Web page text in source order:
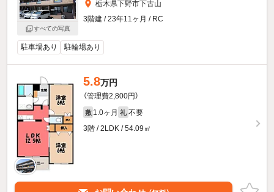
すべての写真
栃木県下野市下古山
3階建 / 23年11ヶ月 / RC
駐車場あり 駐輪場あり
5.8万円
（管理費2,800円）
敷 1.0ヶ月 礼 不要
3階 / 2LDK / 54.09㎡